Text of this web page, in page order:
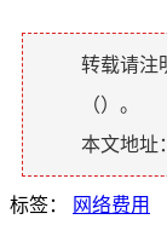
转载请注
（）。
本文地址：
标签： 网络费用